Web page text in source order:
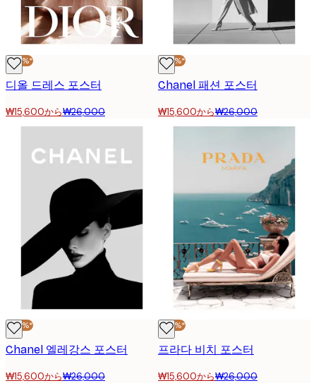
-40%*
디올 드레스 포스터
₩15,600から₩26,000
-40%*
Chanel 패션 포스터
₩15,600から₩26,000
-40%*
Chanel 엘레강스 포스터
₩15,600から₩26,000
-40%*
프라다 비치 포스터
₩15,600から₩26,000